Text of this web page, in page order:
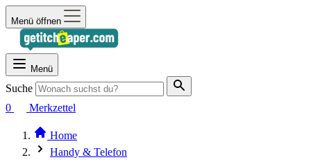
Menü öffnen
Menü
Suche
0
Merkzettel
Home
Handy & Telefon